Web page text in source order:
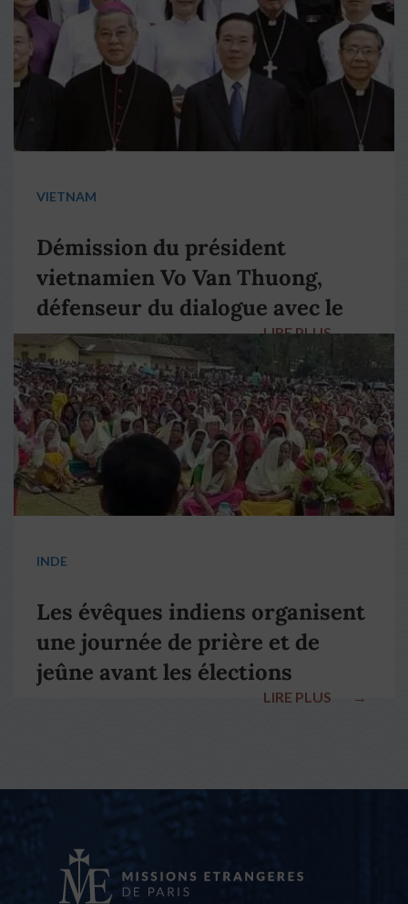
VIETNAM
Démission du président
vietnamien Vo Van Thuong,
défenseur du dialogue avec le
pape François
LIRE PLUS →
INDE
Les évêques indiens organisent
une journée de prière et de
jeûne avant les élections
LIRE PLUS →